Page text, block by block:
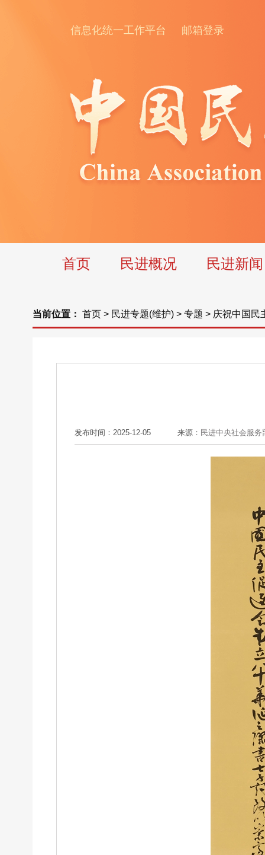
信息化统一工作平台 邮箱登录
首页 民进概况 民进新闻
当前位置： 首页 > 民进专题(维护) > 专题 > 庆祝中国民
发布时间：2025-12-05 来源： 民进中央社会服务